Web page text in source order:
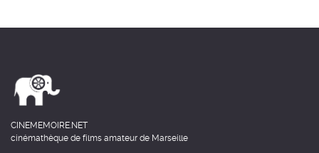
CINEMEMOIRE.NET
cinémathèque de films amateur de Marseille